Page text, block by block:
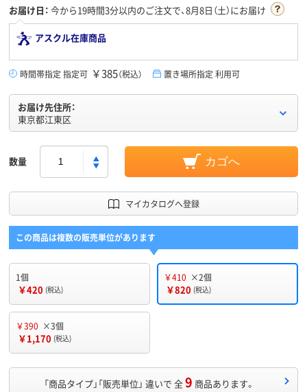
お届け日： 今から19時間3分以内のご注文で、8月8日（土）にお届け
アスクル在庫商品
時間帯指定 指定可 ￥385（税込） 置き場所指定 利用可
お届け先住所：
東京都江東区
数量 カゴへ
マイカタログへ登録
この商品は複数の販売単位があります
1個
￥420 (税込)
￥410 ×2個
￥820 (税込)
￥390 ×3個
￥1,170 (税込)
「商品タイプ」「販売単位」 違いで 全9 商品あります。